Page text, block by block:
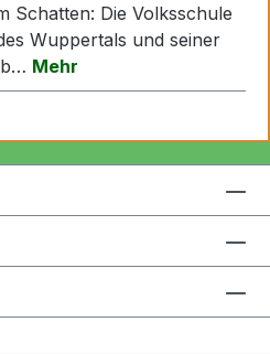
Schatten: Die Volksschule
Wuppertals und seiner
Mehr